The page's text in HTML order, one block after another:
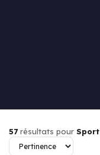
57 résultats pour Sport